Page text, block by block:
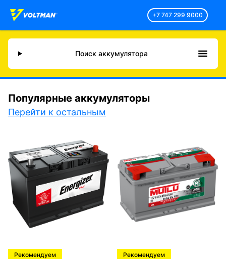
+7 747 299 9000
Поиск аккумулятора
Популярные аккумуляторы
Перейти к остальным
Рекомендуем Рекомендуем